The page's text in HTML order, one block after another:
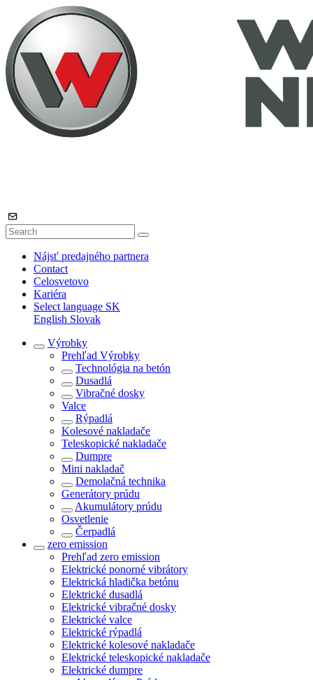
Nájsť predajného partnera
Contact
Celosvetovo
Kariéra
Select language SK
English Slovak
Výrobky
Prehľad Výrobky
Technológia na betón
Dusadlá
Vibračné dosky
Valce
Rýpadlá
Kolesové nakladače
Teleskopické nakladače
Dumpre
Mini nakladač
Demolačná technika
Generátory prúdu
Akumulátory prúdu
Osvetlenie
Čerpadlá
zero emission
Prehľad zero emission
Elektrické ponorné vibrátory
Elektrická hladička betónu
Elektrické dusadlá
Elektrické vibračné dosky
Elektrické valce
Elektrické rýpadlá
Elektrické kolesové nakladače
Elektrické teleskopické nakladače
Elektrické dumpre